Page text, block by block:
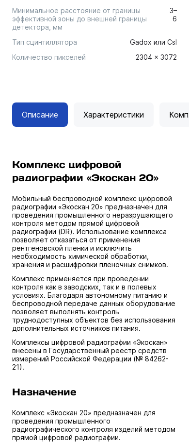
Минимальное расстояние от границы
эффективной зоны до внешней границы
детектора, мм
3–
6
Тип сцинтиллятора
Gadox или CsI
Количество пикселей
2304 × 3072
Описание Характеристики
Комплекс цифровой
радиографии «Экоскан 20»
Мобильный беспроводной комплекс цифровой
радиографии «Экоскан 20» предназначен для
проведения промышленного неразрушающего
контроля методом прямой цифровой
радиографии (DR). Использование комплекса
позволяет отказаться от применения
рентгеновской пленки и исключить
необходимость химической обработки,
хранения и расшифровки пленочных снимков.
Комплекс применяется при проведении
контроля как в заводских, так и в полевых
условиях. Благодаря автономному питанию и
беспроводной передаче данных оборудование
позволяет выполнять контроль
труднодоступных объектов без использования
дополнительных источников питания.
Комплексы цифровой радиографии «Экоскан»
внесены в Государственный реестр средств
измерений Российской Федерации (№ 84262-
21).
Назначение
Комплекс «Экоскан 20» предназначен для
проведения промышленного
радиографического контроля изделий методом
прямой цифровой радиографии.